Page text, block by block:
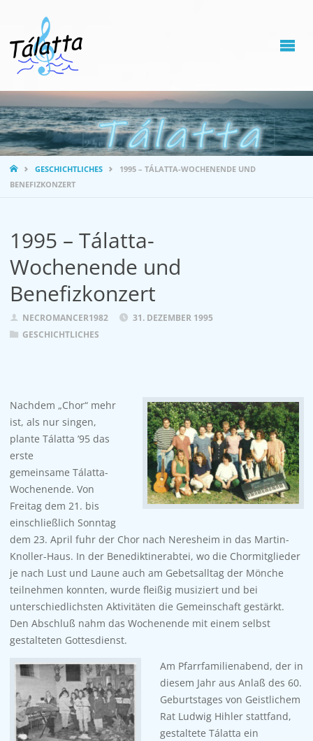
STARTSEITE
GESCHICHTLICHES
1995 – TÁLATTA-WOCHENENDE UND
BENEFIZKONZERT
1995 – Tálatta-
Wochenende und
Benefizkonzert
NECROMANCER1982
31. DEZEMBER 1995
GESCHICHTLICHES
Nachdem „Chor“ mehr
ist, als nur singen,
plante Tálatta ’95 das
erste
gemeinsame Tálatta-
Wochenende. Von
Freitag dem 21. bis
einschließlich Sonntag
dem 23. April fuhr der Chor nach Neresheim in das Martin-
Knoller-Haus. In der Benediktinerabtei, wo die Chormitglieder
je nach Lust und Laune auch am Gebetsalltag der Mönche
teilnehmen konnten, wurde fleißig musiziert und bei
unterschiedlichsten Aktivitäten die Gemeinschaft gestärkt.
Den Abschluß nahm das Wochenende mit einem selbst
gestalteten Gottesdienst.
Am Pfarrfamilienabend, der in
diesem Jahr aus Anlaß des 60.
Geburtstages von Geistlichem
Rat Ludwig Hihler stattfand,
gestaltete Tálatta ein